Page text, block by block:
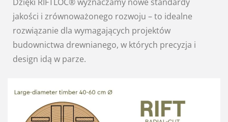
jakości i zrównoważonego rozwoju – to idealne
rozwiązanie dla wymagających projektów
budownictwa drewnianego, w których precyzja i
design idą w parze.